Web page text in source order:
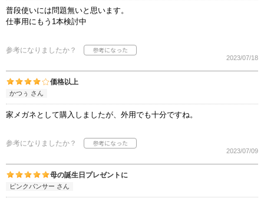
普段使いには問題無いと思います。
仕事用にもう1本検討中
参考になりましたか？
2023/07/18
価格以上
かつぅ さん
家メガネとして購入しましたが、外用でも十分ですね。
参考になりましたか？
2023/07/09
母の誕生日プレゼントに
ピンクパンサー さん